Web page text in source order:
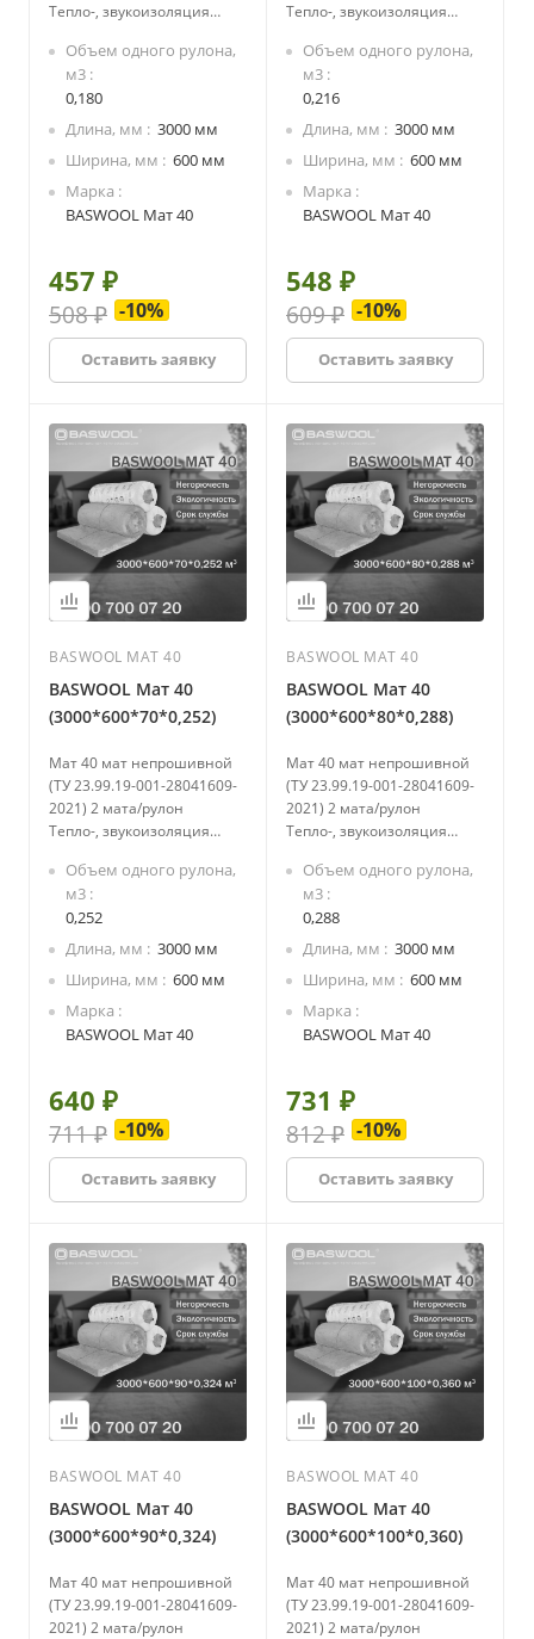
Тепло-, звукоизоляция
строительных конструкций
жилых домов, бань, саун:
• полы по лагам (в т.ч. над
подвалами или над
• междуэтажные и
чердачные перекрытия;
• скатная кровля;
• перегородки,
предназначенные для
изоляции помещений с
разными температурными
режимами.
Объем одного рулона,
м3
0,180
Длина, мм
3000 мм
Ширина, мм
600 мм
Марка
BASWOOL Мат 40
457 ₽
508 ₽ -10%
Оставить заявку
Тепло-, звукоизоляция
строительных конструкций
жилых домов, бань, саун:
• полы по лагам (в т.ч. над
подвалами или над
• междуэтажные и
чердачные перекрытия;
• скатная кровля;
• перегородки,
предназначенные для
изоляции помещений с
разными температурными
режимами.
Объем одного рулона,
м3
0,216
Длина, мм
3000 мм
Ширина, мм
600 мм
Марка
BASWOOL Мат 40
548 ₽
609 ₽ -10%
Оставить заявку
BASWOOL МАТ 40
BASWOOL Мат 40
(3000*600*70*0,252)
Мат 40 мат непрошивной
(ТУ 23.99.19-001-28041609-
2021) 2 мата/рулон
Тепло-, звукоизоляция
строительных конструкций
жилых домов, бань, саун:
• полы по лагам (в т.ч. над
подвалами или над
• междуэтажные и
чердачные перекрытия;
• скатная кровля;
• перегородки,
предназначенные для
изоляции помещений с
разными температурными
режимами.
Объем одного рулона,
м3
0,252
Длина, мм
3000 мм
Ширина, мм
600 мм
Марка
BASWOOL Мат 40
640 ₽
711 ₽ -10%
Оставить заявку
BASWOOL МАТ 40
BASWOOL Мат 40
(3000*600*80*0,288)
Мат 40 мат непрошивной
(ТУ 23.99.19-001-28041609-
2021) 2 мата/рулон
Тепло-, звукоизоляция
строительных конструкций
жилых домов, бань, саун:
• полы по лагам (в т.ч. над
подвалами или над
• междуэтажные и
чердачные перекрытия;
• скатная кровля;
• перегородки,
предназначенные для
изоляции помещений с
разными температурными
режимами.
Объем одного рулона,
м3
0,288
Длина, мм
3000 мм
Ширина, мм
600 мм
Марка
BASWOOL Мат 40
731 ₽
812 ₽ -10%
Оставить заявку
BASWOOL МАТ 40
BASWOOL Мат 40
(3000*600*90*0,324)
Мат 40 мат непрошивной
(ТУ 23.99.19-001-28041609-
2021) 2 мата/рулон
BASWOOL МАТ 40
BASWOOL Мат 40
(3000*600*100*0,360)
Мат 40 мат непрошивной
(ТУ 23.99.19-001-28041609-
2021) 2 мата/рулон